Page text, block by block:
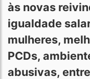
às novas
igualdade
mulheres,
PCDs,
abusivas,